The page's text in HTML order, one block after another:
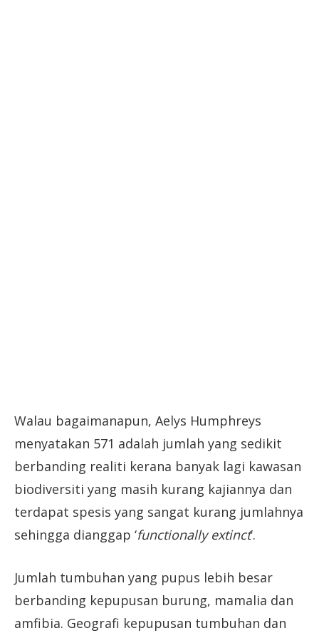
Walau bagaimanapun, Aelys Humphreys
menyatakan 571 adalah jumlah yang sedikit
berbanding realiti kerana banyak lagi kawasan
biodiversiti yang masih kurang kajiannya dan
terdapat spesis yang sangat kurang jumlahnya
sehingga dianggap ‘functionally extinct’.
Jumlah tumbuhan yang pupus lebih besar
berbanding kepupusan burung, mamalia dan
amfibia. Geografi kepupusan tumbuhan dan